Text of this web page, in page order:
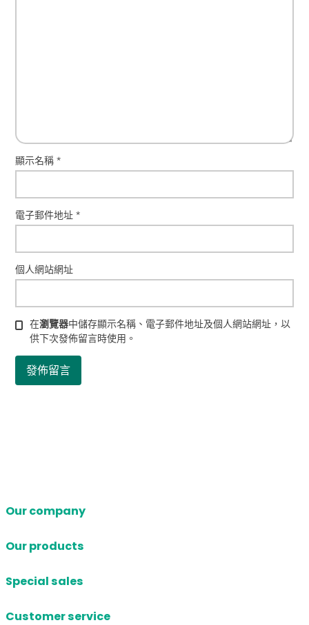
顯示名稱*
電子郵件地址*
個人網站網址
在瀏覽器中儲存顯示名稱、電子郵件地址及個人網站網址，以
供下次發佈留言時使用。
Our company
Our products
Special sales
Customer service